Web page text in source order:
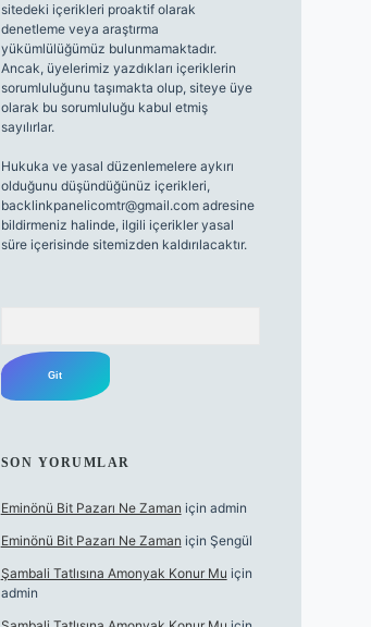
sitedeki içerikleri proaktif olarak
denetleme veya araştırma
yükümlülüğümüz bulunmamaktadır.
Ancak, üyelerimiz yazdıkları içeriklerin
sorumluluğunu taşımakta olup, siteye üye
olarak bu sorumluluğu kabul etmiş
sayılırlar.
Hukuka ve yasal düzenlemelere aykırı
olduğunu düşündüğünüz içerikleri,
backlinkpanelicomtr@gmail.comadresine
bildirmeniz halinde, ilgili içerikler yasal
süre içerisinde sitemizden kaldırılacaktır.
SON YORUMLAR
Eminönü Bit Pazarı Ne Zaman için admin
Eminönü Bit Pazarı Ne Zaman için Şengül
Şambali Tatlısına Amonyak Konur Mu için
admin